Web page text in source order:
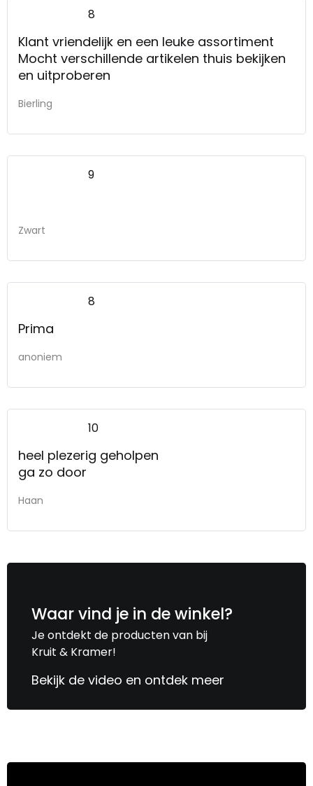
8
Klant vriendelijk en een leuke assortiment
Mocht verschillende artikelen thuis bekijken
en uitproberen
Bierling
9
Zwart
8
Prima
anoniem
10
heel plezerig geholpen
ga zo door
Haan
Waar vind je in de winkel?
Je ontdekt de producten van bij
Kruit & Kramer!
Bekijk de video en ontdek meer